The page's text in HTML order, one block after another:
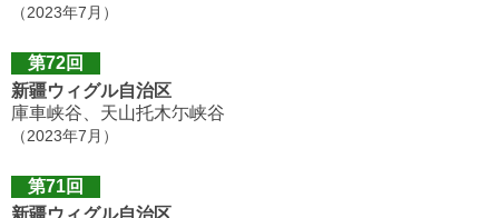
（2023年7月）
第72回
新疆ウィグル自治区
庫車峡谷、天山托木尓峡谷
（2023年7月）
第71回
新疆ウィグル自治区